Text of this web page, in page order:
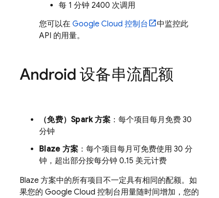
每 1 分钟 2400 次调用
您可以在 Google Cloud 控制台
中监控此
API 的用量。
Android 设备串流配额
（免费）Spark 方案 ：每个项目每月免费 30
分钟
Blaze 方案 ：每个项目每月可免费使用 30 分
钟，超出部分按每分钟 0.15 美元计费
Blaze 方案中的所有项目不一定具有相同的配额。如
果您的 Google Cloud 控制台用量随时间增加，您的